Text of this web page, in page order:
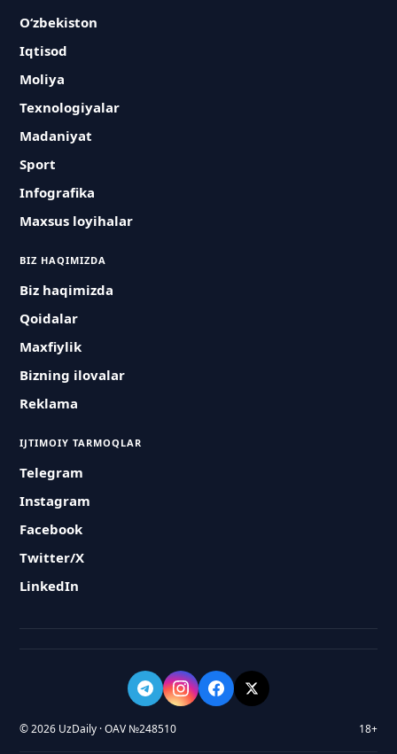
O‘zbekiston
Iqtisod
Moliya
Texnologiyalar
Madaniyat
Sport
Infografika
Maxsus loyihalar
BIZ HAQIMIZDA
Biz haqimizda
Qoidalar
Maxfiylik
Bizning ilovalar
Reklama
IJTIMOIY TARMOQLAR
Telegram
Instagram
Facebook
Twitter/X
LinkedIn
© 2026 UzDaily · OAV №248510 18+